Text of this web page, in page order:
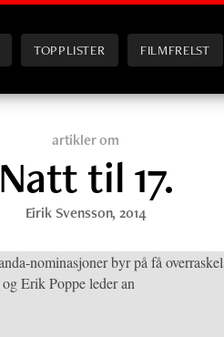
TOPPLISTER FILMFRELST
artikler om
Natt til 17.
Eirik Svensson, 2014